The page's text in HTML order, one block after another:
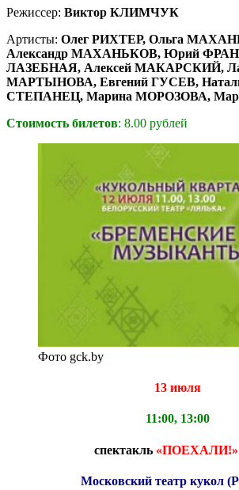
Режиссер: Виктор КЛИМЧУК
Артисты: Олег РИХТЕР, Ольга
Александр МАХАНЬКОВ, Юрий
ЛАЗЕБНАЯ, Алексей МАКАРСКИЙ,
МАРТЫНОВА, Евгений ГУСЕВ,
СТЕПАНЕЦ, Марина МОРОЗОВА,
Стоимость билетов: 8.00 рублей
Фото gck.by
13 июля
11:00, 13:00
спектакль«ПОЕХАЛИ!»
Московский театр кукол